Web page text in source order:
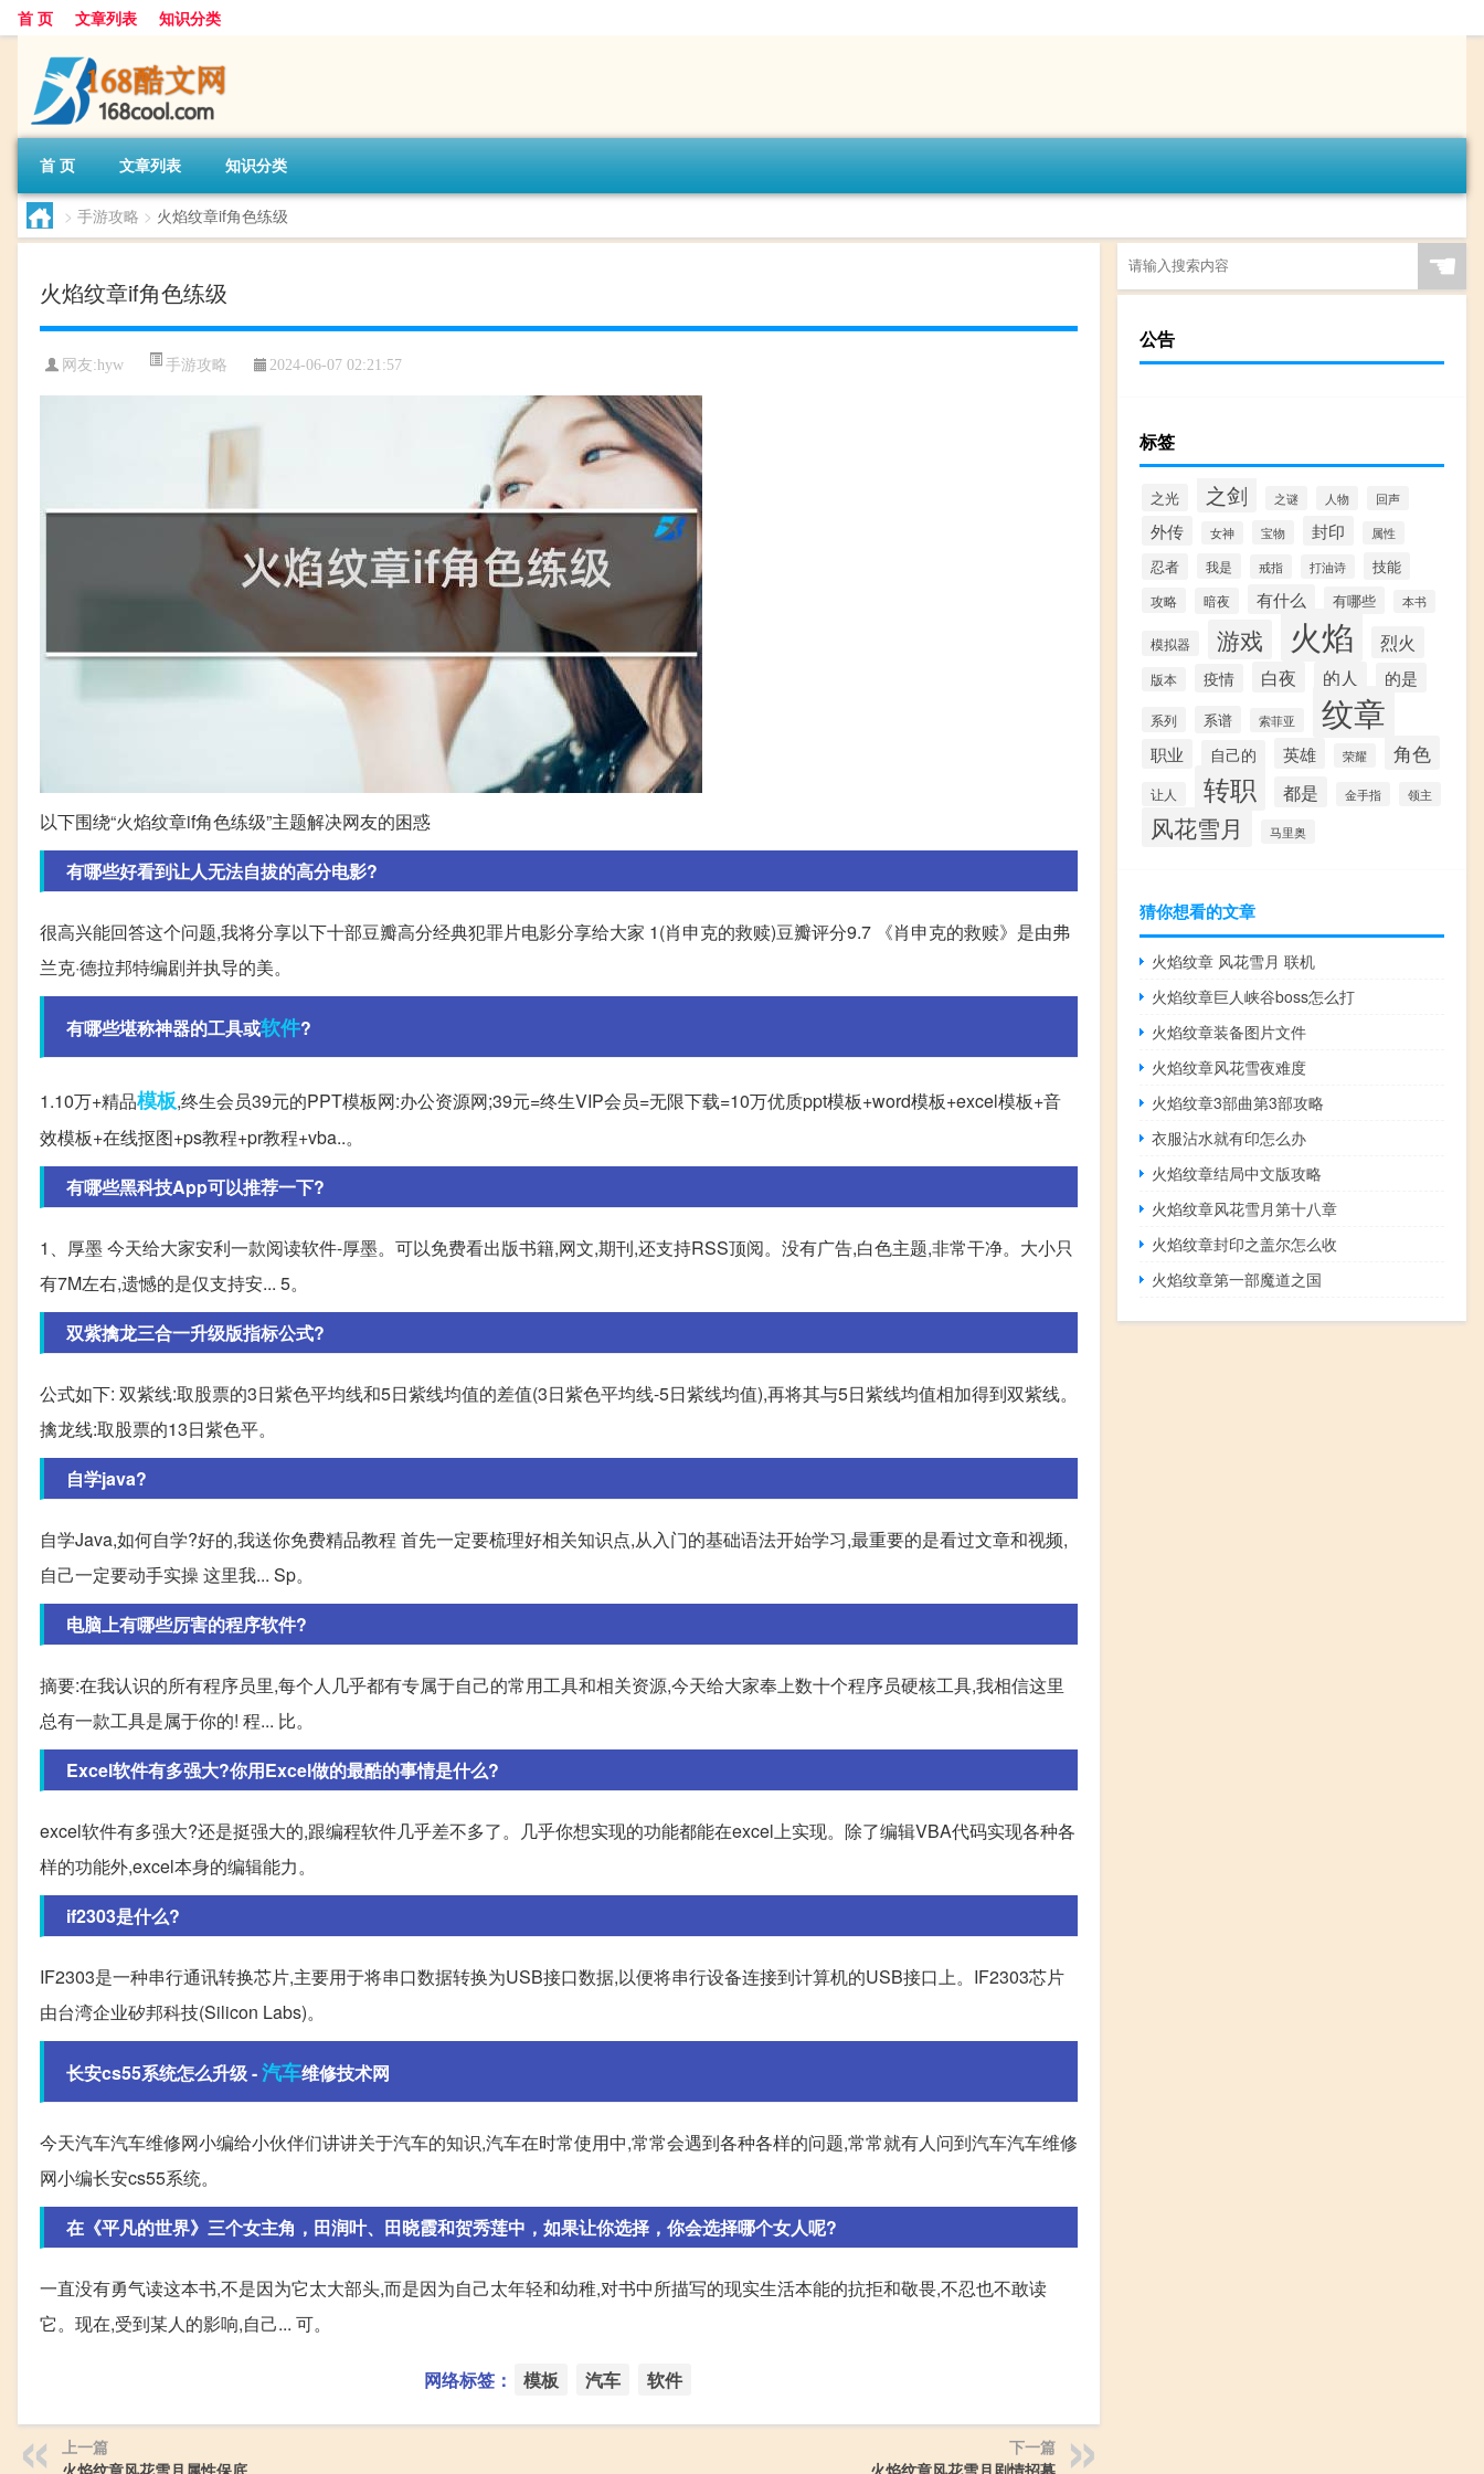
首 页 文章列表 知识分类
首 页 文章列表 知识分类
> 手游攻略 > 火焰纹章if角色练级
火焰纹章if角色练级
网友:hyw 手游攻略 2024-06-07 02:21:57
以下围绕“火焰纹章if角色练级”主题解决网友的困惑
有哪些好看到让人无法自拔的高分电影?
很高兴能回答这个问题,我将分享以下十部豆瓣高分经典犯罪片电影分享给大家 1(肖申克的救赎)豆瓣评分9.7 《肖申克的救赎》是由弗
兰克·德拉邦特编剧并执导的美。
有哪些堪称神器的工具或软件?
1.10万+精品模板,终生会员39元的PPT模板网:办公资源网;39元=终生VIP会员=无限下载=10万优质ppt模板+word模板+excel模板+音
效模板+在线抠图+ps教程+pr教程+vba..。
有哪些黑科技App可以推荐一下?
1、厚墨 今天给大家安利一款阅读软件-厚墨。可以免费看出版书籍,网文,期刊,还支持RSS顶阅。没有广告,白色主题,非常干净。大小只
有7M左右,遗憾的是仅支持安... 5。
双紫擒龙三合一升级版指标公式?
公式如下: 双紫线:取股票的3日紫色平均线和5日紫线均值的差值(3日紫色平均线-5日紫线均值),再将其与5日紫线均值相加得到双紫线。
擒龙线:取股票的13日紫色平。
自学java?
自学Java,如何自学?好的,我送你免费精品教程 首先一定要梳理好相关知识点,从入门的基础语法开始学习,最重要的是看过文章和视频,
自己一定要动手实操 这里我... Sp。
电脑上有哪些厉害的程序软件?
摘要:在我认识的所有程序员里,每个人几乎都有专属于自己的常用工具和相关资源,今天给大家奉上数十个程序员硬核工具,我相信这里
总有一款工具是属于你的! 程... 比。
Excel软件有多强大?你用Excel做的最酷的事情是什么?
excel软件有多强大?还是挺强大的,跟编程软件几乎差不多了。几乎你想实现的功能都能在excel上实现。除了编辑VBA代码实现各种各
样的功能外,excel本身的编辑能力。
if2303是什么?
IF2303是一种串行通讯转换芯片,主要用于将串口数据转换为USB接口数据,以便将串行设备连接到计算机的USB接口上。IF2303芯片
由台湾企业矽邦科技(Silicon Labs)。
长安cs55系统怎么升级 -汽车维修技术网
今天汽车汽车维修网小编给小伙伴们讲讲关于汽车的知识,汽车在时常使用中,常常会遇到各种各样的问题,常常就有人问到汽车汽车维修
网小编长安cs55系统。
在《平凡的世界》三个女主角，田润叶、田晓霞和贺秀莲中，如果让你选择，你会选择哪个女人呢?
一直没有勇气读这本书,不是因为它太大部头,而是因为自己太年轻和幼稚,对书中所描写的现实生活本能的抗拒和敬畏,不忍也不敢读
它。现在,受到某人的影响,自己... 可。
网络标签： 模板 汽车 软件
上一篇
下一篇
☚
公告
标签
之光 之剑 之谜 人物 回声
外传 女神 宝物 封印 属性
忍者 我是 戒指 打油诗 技能
攻略 暗夜 有什么 有哪些 本书
模拟器 游戏 火焰 烈火
版本 疫情 白夜 的人 的是
系列 系谱 索菲亚 纹章
职业 自己的 英雄 荣耀 角色
让人 转职 都是 金手指 领主
风花雪月 马里奥
猜你想看的文章
火焰纹章 风花雪月 联机
火焰纹章巨人峡谷boss怎么打
火焰纹章装备图片文件
火焰纹章风花雪夜难度
火焰纹章3部曲第3部攻略
衣服沾水就有印怎么办
火焰纹章结局中文版攻略
火焰纹章风花雪月第十八章
火焰纹章封印之盖尔怎么收
火焰纹章第一部魔道之国